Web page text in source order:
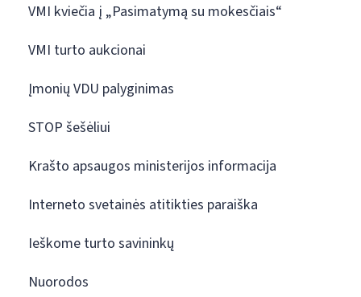
VMI kviečia į „Pasimatymą su mokesčiais“
VMI turto aukcionai
Įmonių VDU palyginimas
STOP šešėliui
Krašto apsaugos ministerijos informacija
Interneto svetainės atitikties paraiška
Ieškome turto savininkų
Nuorodos